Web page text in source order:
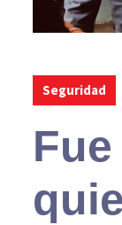
Seguridad